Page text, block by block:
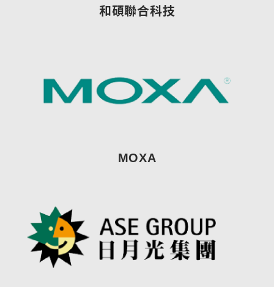
和碩聯合科技
MOXA